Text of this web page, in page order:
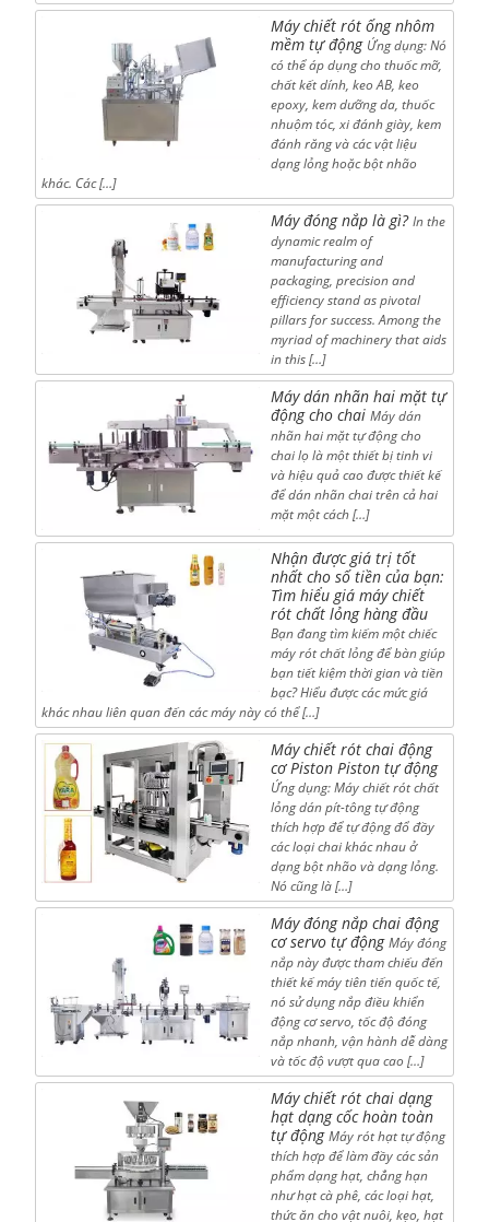
Máy chiết rót ống nhôm
mềm tự động Ứng dụng: Nó
có thể áp dụng cho thuốc mỡ,
chất kết dính, keo AB, keo
epoxy, kem dưỡng da, thuốc
nhuộm tóc, xi đánh giày, kem
đánh răng và các vật liệu
dạng lỏng hoặc bột nhão
khác. Các […]
Máy đóng nắp là gì? In the
dynamic realm of
manufacturing and
packaging, precision and
efficiency stand as pivotal
pillars for success. Among the
myriad of machinery that aids
in this […]
Máy dán nhãn hai mặt tự
động cho chai Máy dán
nhãn hai mặt tự động cho
chai lọ là một thiết bị tinh vi
và hiệu quả cao được thiết kế
để dán nhãn chai trên cả hai
mặt một cách […]
Nhận được giá trị tốt
nhất cho số tiền của bạn:
Tìm hiểu giá máy chiết
rót chất lỏng hàng đầu
Bạn đang tìm kiếm một chiếc
máy rót chất lỏng để bàn giúp
bạn tiết kiệm thời gian và tiền
bạc? Hiểu được các mức giá
khác nhau liên quan đến các máy này có thể […]
Máy chiết rót chai động
cơ Piston Piston tự động
Ứng dụng: Máy chiết rót chất
lỏng dán pít-tông tự động
thích hợp để tự động đổ đầy
các loại chai khác nhau ở
dạng bột nhão và dạng lỏng.
Nó cũng là […]
Máy đóng nắp chai động
cơ servo tự động Máy đóng
nắp này được tham chiếu đến
thiết kế máy tiên tiến quốc tế,
nó sử dụng nắp điều khiển
động cơ servo, tốc độ đóng
nắp nhanh, vận hành dễ dàng
và tốc độ vượt qua cao […]
Máy chiết rót chai dạng
hạt dạng cốc hoàn toàn
tự động Máy rót hạt tự động
thích hợp để làm đầy các sản
phẩm dạng hạt, chẳng hạn
như hạt cà phê, các loại hạt,
thức ăn cho vật nuôi, kẹo, hạt